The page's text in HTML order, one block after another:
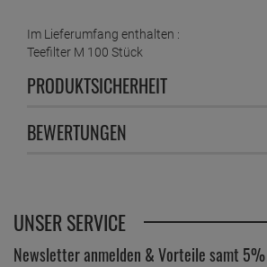
Im Lieferumfang enthalten :
Teefilter M 100 Stück
PRODUKTSICHERHEIT
BEWERTUNGEN
UNSER SERVICE
Newsletter anmelden & Vorteile samt